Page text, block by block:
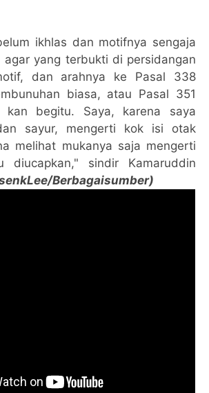
ikhlas dan motifnya sengaja
agar yang terbukti di persidangan
dan arahnya ke Pasal 338
biasa, atau Pasal 351
begitu. Saya, karena saya
sayur, mengerti kok isi otak
melihat mukanya saja mengerti
diucapkan," sindir Kamaruddin
Berbagaisumber)